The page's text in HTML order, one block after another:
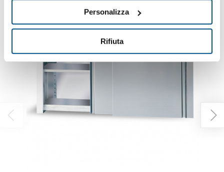
Personalizza
Rifiuta